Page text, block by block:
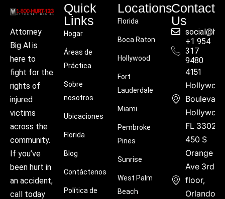
Attorney
Big Al is
here to
fight for the
rights of
injured
victims
across the
community.
If you’ve
been hurt in
an accident,
call today
Quick
Links
Hogar
Áreas de
Práctica
Sobre
nosotros
Ubicaciones
Florida
Blog
Contáctenos
Política de
Locations
Florida
Boca Raton
Hollywood
Fort
Lauderdale
Miami
Pembroke
Pines
Sunrise
West Palm
Beach
Contact
Us
+1 954
317
9480
4151
Boulevard,
FL 33021
450 S
Orange
Ave 3rd
floor,
Orlando,